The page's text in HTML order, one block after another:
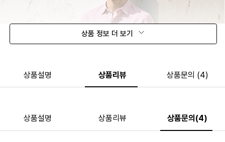
상품 정보 더 보기
상품설명 상품리뷰 상품문의 (4)
상품설명 상품리뷰 상품문의(4)